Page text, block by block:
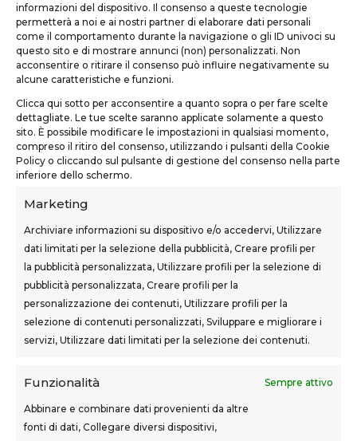
informazioni del dispositivo. Il consenso a queste tecnologie
permetterà a noi e ai nostri partner di elaborare dati personali
come il comportamento durante la navigazione o gli ID univoci su
questo sito e di mostrare annunci (non) personalizzati. Non
acconsentire o ritirare il consenso può influire negativamente su
alcune caratteristiche e funzioni.
Clicca qui sotto per acconsentire a quanto sopra o per fare scelte
dettagliate. Le tue scelte saranno applicate solamente a questo
sito. È possibile modificare le impostazioni in qualsiasi momento,
compreso il ritiro del consenso, utilizzando i pulsanti della Cookie
Policy o cliccando sul pulsante di gestione del consenso nella parte
inferiore dello schermo.
Marketing
Archiviare informazioni su dispositivo e/o accedervi, Utilizzare
dati limitati per la selezione della pubblicità, Creare profili per
la pubblicità personalizzata, Utilizzare profili per la selezione di
pubblicità personalizzata, Creare profili per la
personalizzazione dei contenuti, Utilizzare profili per la
selezione di contenuti personalizzati, Sviluppare e migliorare i
servizi, Utilizzare dati limitati per la selezione dei contenuti.
Funzionalità Sempre attivo
Abbinare e combinare dati provenienti da altre
fonti di dati, Collegare diversi dispositivi,
TEKNOFORM SRL
Via Usciana, 132
Castelfranco di Sotto (PI)
SEDI CORSI
Sovigliana – Vinci
Via Usciana, 132